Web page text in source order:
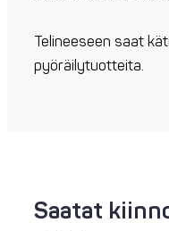
Telineeseen saat
pyöräilytuotteita.
Saatat